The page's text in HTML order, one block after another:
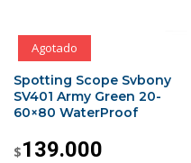
Agotado
Spotting Scope Svbony
SV401 Army Green 20-
60×80 WaterProof
$139.000